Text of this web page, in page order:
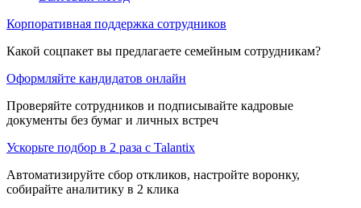
Корпоративная поддержка сотрудников
Какой соцпакет вы предлагаете семейным сотрудникам?
Оформляйте кандидатов онлайн
Проверяйте сотрудников и подписывайте кадровые
документы без бумаг и личных встреч
Ускорьте подбор в 2 раза с Talantix
Автоматизируйте сбор откликов, настройте воронку,
собирайте аналитику в 2 клика